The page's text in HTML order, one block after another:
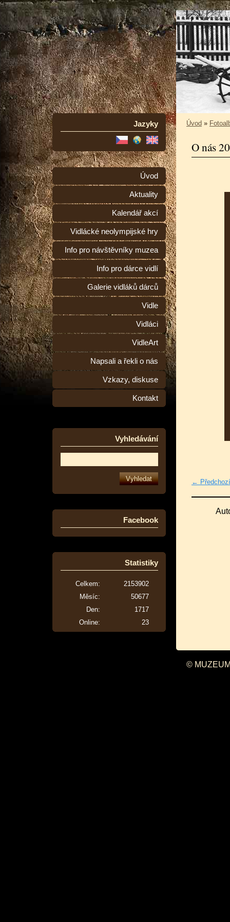
Jazyky
Úvod
Aktuality
Kalendář akcí
Vidlácké neolympijské hry
Info pro návštěvníky muzea
Info pro dárce vidlí
Galerie vidláků dárců
Vidle
Vidláci
VidleArt
Napsali a řekli o nás
Vzkazy, diskuse
Kontakt
Vyhledávání
Facebook
Statistiky
Online: 23
Celkem:
2153902
Měsíc:
50677
Den:
1717
Úvod »
O nás
← Předchozí
©